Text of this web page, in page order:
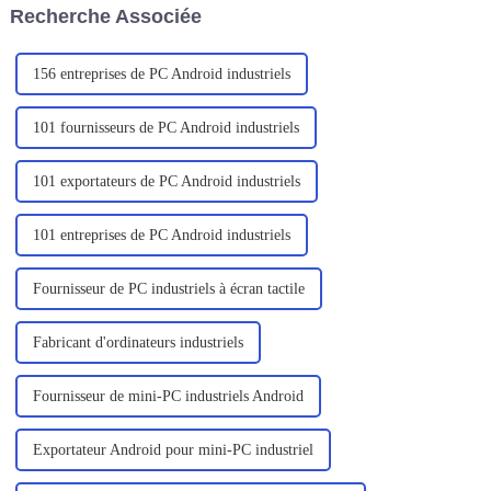
Recherche Associée
156 entreprises de PC Android industriels
101 fournisseurs de PC Android industriels
101 exportateurs de PC Android industriels
101 entreprises de PC Android industriels
Fournisseur de PC industriels à écran tactile
Fabricant d'ordinateurs industriels
Fournisseur de mini-PC industriels Android
Exportateur Android pour mini-PC industriel